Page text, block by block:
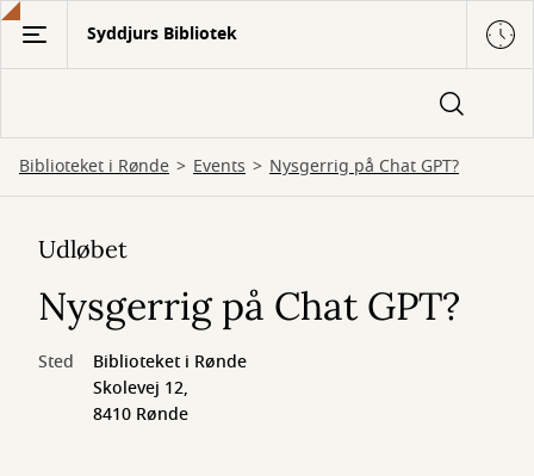
Gå
hovedindhold
Syddjurs Bibliotek
Biblioteket i Rønde Events Nysgerrig på Chat GPT?
Udløbet
Nysgerrig på Chat GPT?
Sted
Biblioteket i Rønde
Skolevej 12,
8410 Rønde